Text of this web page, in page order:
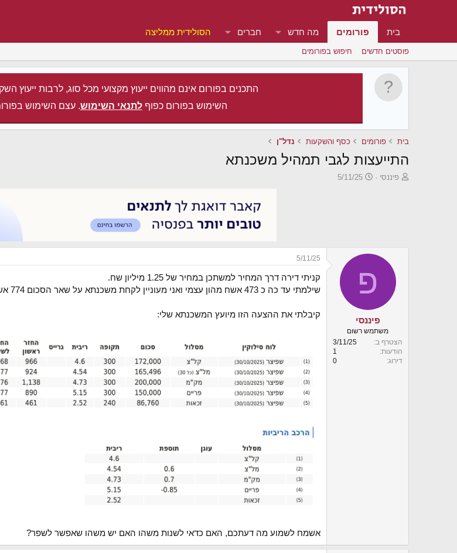
בית פורומים מה חדש חברים הסולידית ממליצה
פוסטים חדשים חיפוש בפורומים
התכנים בפורום אינם מהווים ייעוץ מקצועי מכל סוג, לרבות
השימוש בפורום כפוףלתנאי השימוש. עצם השימוש
בית פורומים כסף והשקעות נדל"ן
התייעצות לגבי תמהיל משכנתא
פ
פיננסי
פ
י
ך
5/11/25
פ
פיננסי
משתמש רשום
הצטרף ב
3/11/25
הודעות
1
דירוג
0
5/11/25
קניתי דירה דרך המחיר למשתכן במחיר של 1.25 מיליון שח.
שילמתי עד כה כ 473 אשח מהון עצמי ואני מעוניין לקחת משכנתא על שאר הסכום 774 אשח
קיבלתי את ההצעה הזו מיועץ המשכנתא שלי:
אשמח לשמוע מה דעתכם, האם כדאי לשנות משהו האם יש משהו שאפשר לשפר?